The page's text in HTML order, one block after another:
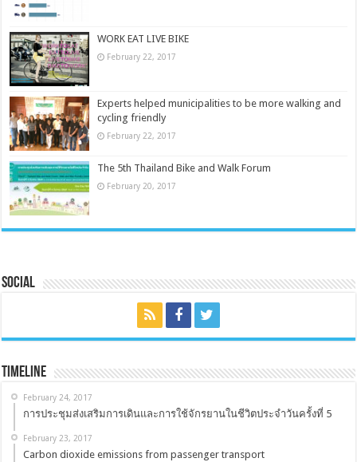
WORK EAT LIVE BIKE
February 22, 2017
Experts helped municipalities to be more walking and
cycling friendly
February 22, 2017
The 5th Thailand Bike and Walk Forum
February 20, 2017
Social
Timeline
February 24, 2017
การประชุมส่งเสริมการเดินและการใช้จักรยานในชีวิตประจำวันครั้งที่ 5
February 23, 2017
Carbon dioxide emissions from passenger transport